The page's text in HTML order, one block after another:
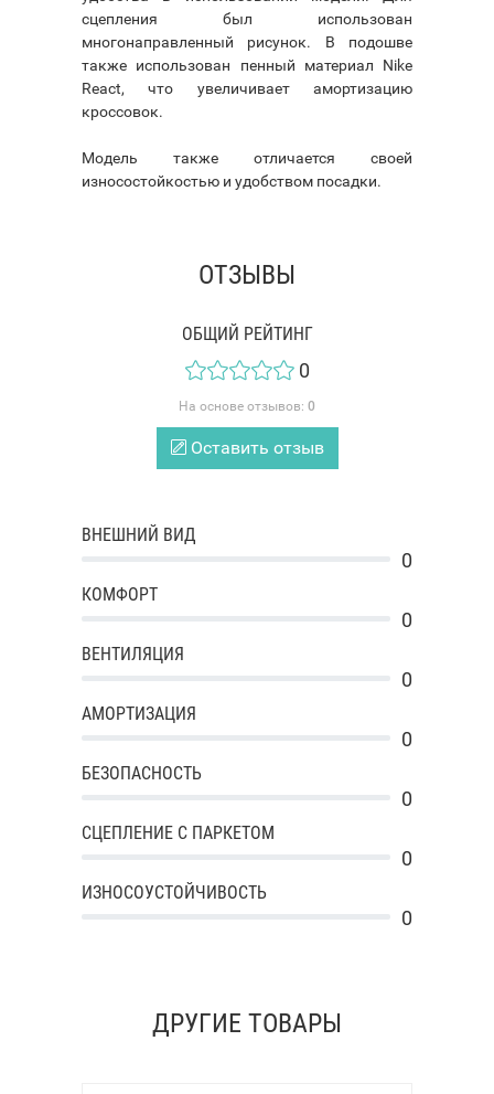
сцепления был использован
многонаправленный рисунок. В подошве
также использован пенный материал Nike
React, что увеличивает амортизацию
кроссовок.
Модель также отличается своей
износостойкостью и удобством посадки.
ОТЗЫВЫ
ОБЩИЙ РЕЙТИНГ
0
На основе отзывов: 0
Оставить отзыв
ВНЕШНИЙ ВИД
0
КОМФОРТ
0
ВЕНТИЛЯЦИЯ
0
АМОРТИЗАЦИЯ
0
БЕЗОПАСНОСТЬ
0
СЦЕПЛЕНИЕ С ПАРКЕТОМ
0
ИЗНОСОУСТОЙЧИВОСТЬ
0
ДРУГИЕ ТОВАРЫ